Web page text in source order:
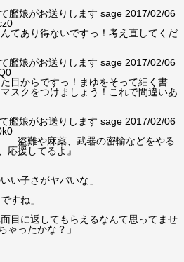
艦娘がお送りします sage 2017/02/06
てあり得ないですっ！考え直してくだ
艦娘がお送りします sage 2017/02/06
目からですっ！まゆをそって細く書
スクをつけましょう！これで間違いあ
艦娘がお送りします sage 2017/02/06
盗難や麻薬、武器の密輸などをやる
応援してるよ』
い子さがヤバいな」
すね」
目に返してもらえるなんて思ってませ
ゃったかな？」